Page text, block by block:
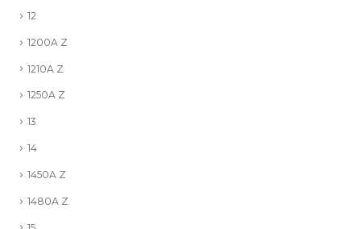
12
1200A Z
1210A Z
1250A Z
13
14
1450A Z
1480A Z